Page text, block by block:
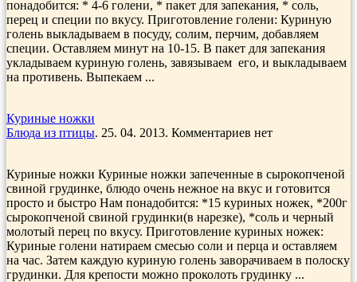
понадобится: * 4-6 голени, * пакет для запекания, * соль,
перец и специи по вкусу. Приготовление голени: Куриную
голень выкладываем в посуду, солим, перчим, добавляем
специи. Оставляем минут на 10-15. В пакет для запекания
укладываем куриную голень, завязываем его, и выкладываем
на противень. Выпекаем ...
Куриные ножки
Блюда из птицы. 25. 04. 2013. Комментариев нет
Куриные ножки Куриные ножки запеченные в сырокопченой
свиной грудинке, блюдо очень нежное на вкус и готовится
просто и быстро Нам понадобится: *15 куриных ножек, *200г
сырокопченой свиной грудинки(в нарезке), *соль и черный
молотый пе­рец по вкусу. Приготовление куриных ножек:
Куриные голени натираем сме­сью соли и перца и оставляем
на час. Затем каждую куриную голень заворачиваем в полоску
грудинки. Для крепости можно проколоть грудинку ...